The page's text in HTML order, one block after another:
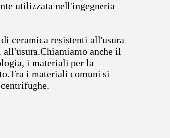
utilizzata nell'ingegneria
ceramica resistenti all'usura
anche il
i materiali per la
i materiali comuni si